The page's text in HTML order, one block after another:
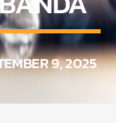
9, 2025